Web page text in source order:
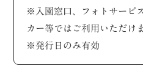
※入園窓口、フォトサービ
カー等ではご利用いただけ
※発行日のみ有効